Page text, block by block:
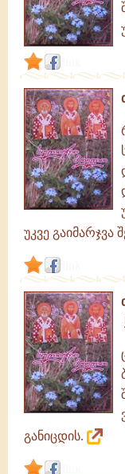
უკვე გაიმარჯვა
განიცდის.